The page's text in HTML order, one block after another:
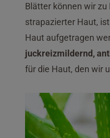
Blätter können wir
strapazierter Haut,
Haut aufgetragen
juckreizmildernd,
für die Haut, den wir